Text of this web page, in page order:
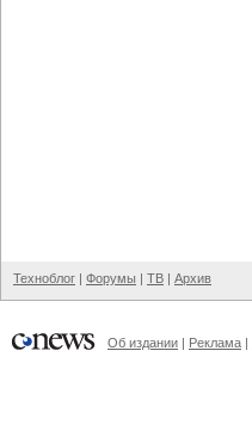
Техноблог | Форумы | ТВ | Архив
Об издании | Реклама |